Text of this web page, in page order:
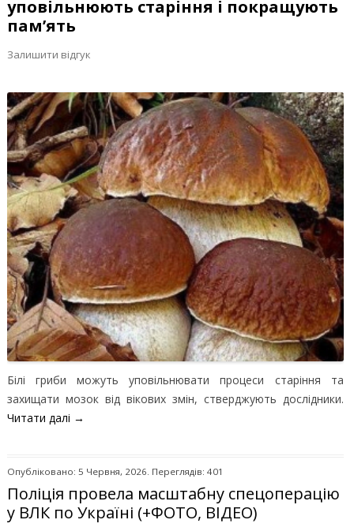
уповільнюють старіння і покращують
пам’ять
Залишити відгук
Білі гриби можуть уповільнювати процеси старіння та
захищати мозок від вікових змін, стверджують дослідники.
Читати далі →
Опубліковано: 5 Червня, 2026. Переглядів: 401
Поліція провела масштабну спецоперацію
у ВЛК по Україні (+ФОТО, ВІДЕО)